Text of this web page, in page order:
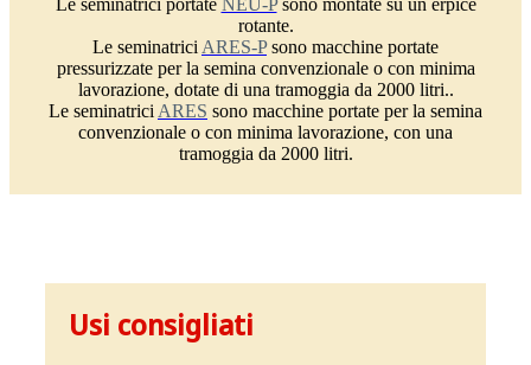
Le seminatrici portate NEU-Psono montate su un erpice
rotante.
Le seminatriciARES-Psono macchine portate
pressurizzate per la semina convenzionale o con minima
lavorazione, dotate di una tramoggia da 2000 litri..
Le seminatriciARES sono macchine portate per la semina
convenzionale o con minima lavorazione, con una
tramoggia da 2000 litri.
Usi consigliati